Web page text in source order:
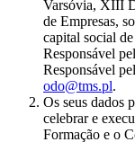
Varsóvia, XIII
de Empresas,
capital social
Responsável
Responsável
odo@tms.pl.
Os seus dados
celebrar e
Formação e o